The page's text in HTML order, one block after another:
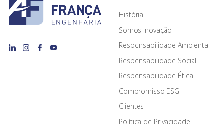
História
Somos Inovação
Responsabilidade Ambiental
Responsabilidade Social
Responsabilidade Ética
Compromisso ESG
Clientes
Política de Privacidade